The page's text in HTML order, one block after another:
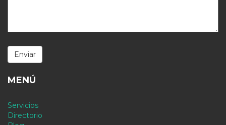
MENÚ
Servicios
Directorio